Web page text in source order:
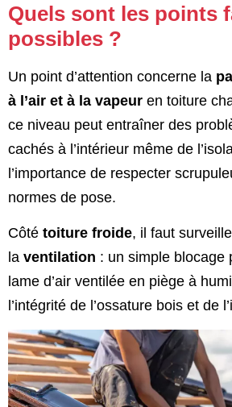
Quels sont les points
possibles ?
Un point d’attention concerne la
à l’air et à la vapeur en toiture
ce niveau peut entraîner des
cachés à l’intérieur même de
l’importance de respecter
normes de pose.
Côté toiture froide, il faut
la ventilation : un simple blocage
lame d’air ventilée en piège à
l’intégrité de l’ossature bois et de